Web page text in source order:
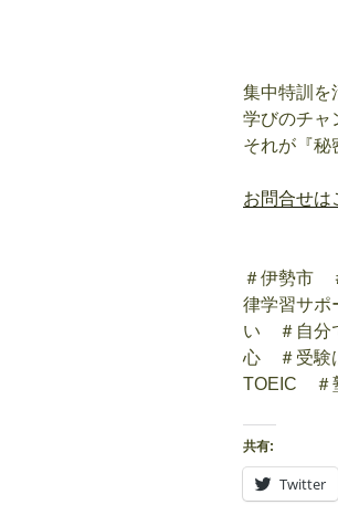
集中特訓を
学びのチャ
それが『秘
お問合せは
＃伊勢市
律学習サ
い ＃自分
心 ＃受験
TOEIC ＃
共有:
Twitter